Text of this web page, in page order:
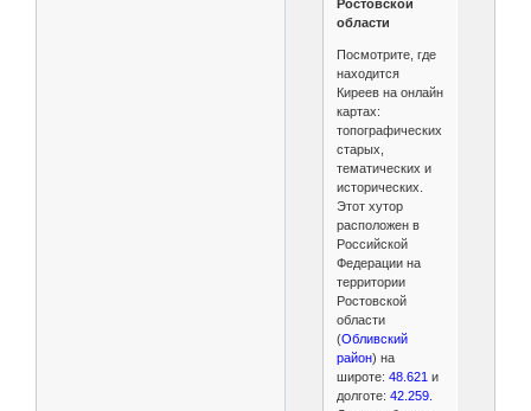
Ростовской
области
Посмотрите, где
находится
Киреев на онлайн
картах:
топографических,
старых,
тематических и
исторических.
Этот хутор
расположен в
Российской
Федерации на
территории
Ростовской
области
(Обливский
район) на
широте: 48.621 и
долготе: 42.259.